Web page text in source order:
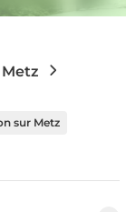
sur Metz